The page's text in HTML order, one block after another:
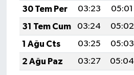
30 Tem Per
03:23 05:01
31 Tem Cum
03:24 05:02
1 Ağu Cts
03:25 05:03
2 Ağu Paz
03:27 05:04